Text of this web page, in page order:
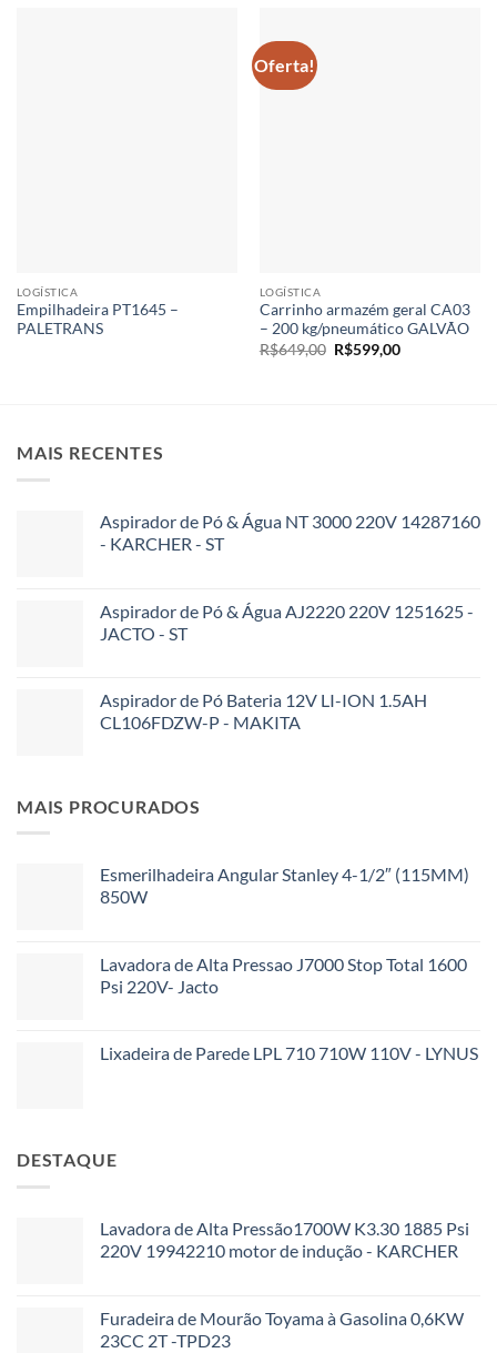
LOGÍSTICA
Empilhadeira PT1645 –
PALETRANS
Oferta!
LOGÍSTICA
Carrinho armazém geral CA03
– 200 kg/pneumático GALVÃO
R$649,00 O
R$599,00O
MAIS RECENTES
Aspirador de Pó & Água NT 3000 220V 14287160
- KARCHER - ST
Aspirador de Pó & Água AJ2220 220V 1251625 -
JACTO - ST
Aspirador de Pó Bateria 12V LI-ION 1.5AH
CL106FDZW-P - MAKITA
MAIS PROCURADOS
Esmerilhadeira Angular Stanley 4-1/2″ (115MM)
850W
Lavadora de Alta Pressao J7000 Stop Total 1600
Psi 220V- Jacto
Lixadeira de Parede LPL 710 710W 110V - LYNUS
DESTAQUE
Lavadora de Alta Pressão1700W K3.30 1885 Psi
220V 19942210 motor de indução - KARCHER
Furadeira de Mourão Toyama à Gasolina 0,6KW
23CC 2T -TPD23